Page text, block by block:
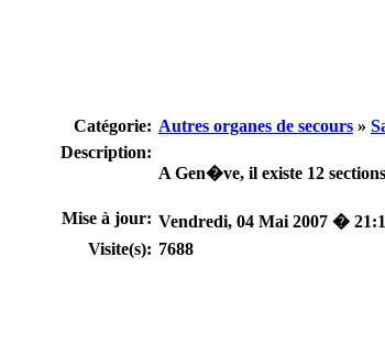
Catégorie: Autres organes de secours »
Description:
A Gen�ve, il existe 12
Mise à jour: Vendredi, 04 Mai 2007 �
Visite(s): 7688